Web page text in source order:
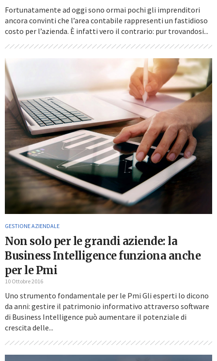
Fortunatamente ad oggi sono ormai pochi gli imprenditori
ancora convinti che l’area contabile rappresenti un fastidioso
costo per l’azienda. È infatti vero il contrario: pur trovandosi...
GESTIONE AZIENDALE
Non solo per le grandi aziende: la
Business Intelligence funziona anche
per le Pmi
10 Ottobre 2016
Uno strumento fondamentale per le Pmi Gli esperti lo dicono
da anni: gestire il patrimonio informativo attraverso software
di Business Intelligence può aumentare il potenziale di
crescita delle...